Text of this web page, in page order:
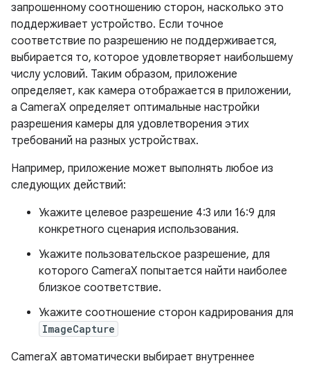
запрошенному соотношению сторон, насколько это
поддерживает устройство. Если точное
соответствие по разрешению не поддерживается,
выбирается то, которое удовлетворяет наибольшему
числу условий. Таким образом, приложение
определяет, как камера отображается в приложении,
а CameraX определяет оптимальные настройки
разрешения камеры для удовлетворения этих
требований на разных устройствах.
Например, приложение может выполнять любое из
следующих действий:
Укажите целевое разрешение 4:3 или 16:9 для
конкретного сценария использования.
Укажите пользовательское разрешение, для
которого CameraX попытается найти наиболее
близкое соответствие.
Укажите соотношение сторон кадрирования для
ImageCapture
CameraX автоматически выбирает внутреннее